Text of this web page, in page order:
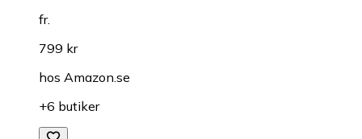
fr.
799 kr
hos Amazon.se
+6 butiker